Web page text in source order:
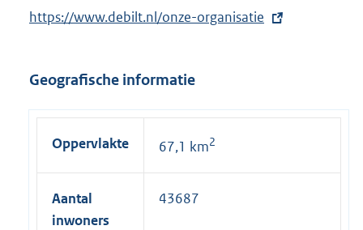
E
e
https://www.debilt.nl/onze-organisatie
Geografische informatie
Oppervlakte 67,1 km2
Aantal
inwoners
43687